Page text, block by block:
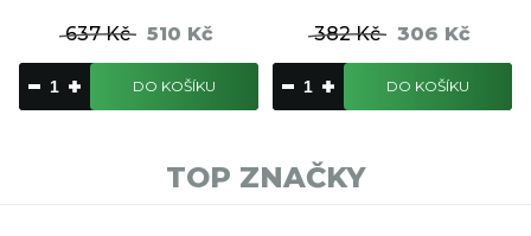
637 Kč 510 Kč
DO KOŠÍKU
382 Kč 306 Kč
DO KOŠÍKU
TOP ZNAČKY